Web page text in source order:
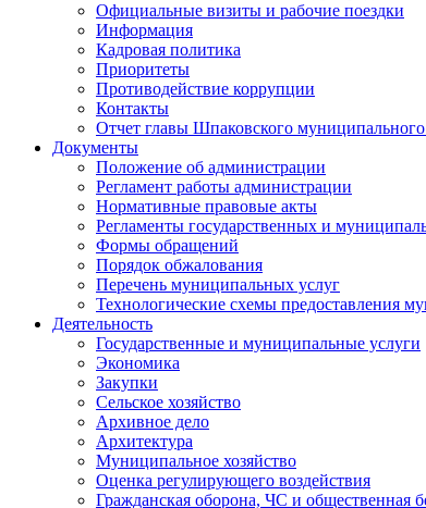
Официальные визиты и рабочие поездки
Информация
Кадровая политика
Приоритеты
Противодействие коррупции
Контакты
Отчет главы Шпаковского муниципального
Документы
Положение об администрации
Регламент работы администрации
Нормативные правовые акты
Регламенты государственных и
Формы обращений
Порядок обжалования
Перечень муниципальных услуг
Технологические схемы предоставления
Деятельность
Государственные и муниципальные услуги
Экономика
Закупки
Сельское хозяйство
Архивное дело
Архитектура
Муниципальное хозяйство
Оценка регулирующего воздействия
Гражданская оборона, ЧС и общественная